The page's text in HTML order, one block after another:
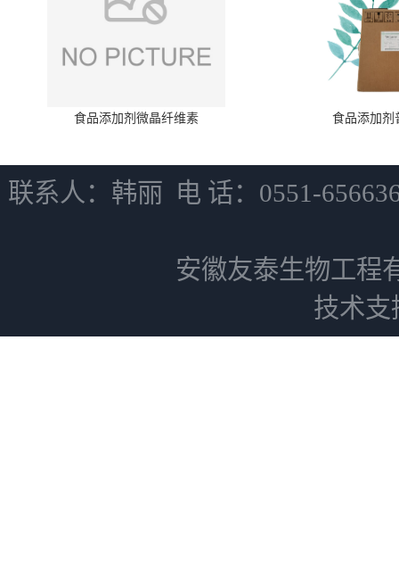
食品添加剂微晶纤维素 食品添加剂
联系人：韩丽 电 话：0551-
安徽友泰生物工程
技术